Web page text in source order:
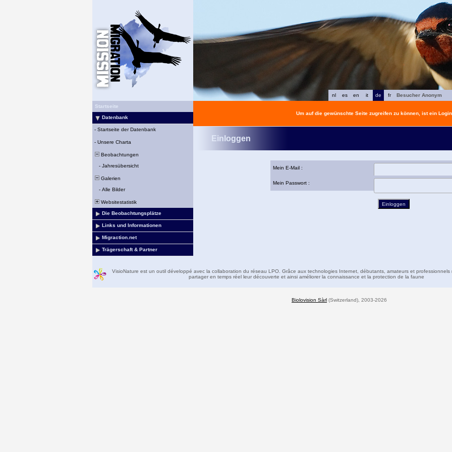
fr
de
it
en
es
nl
Besucher Anonym
Startseite
Datenbank
- Startseite der Datenbank
- Unsere Charta
Beobachtungen
- Jahresübersicht
Galerien
- Alle Bilder
Websitestatistik
Die Beobachtungsplätze
Links und Informationen
Migraction.net
Trägerschaft & Partner
Um auf die gewünschte Seite zugreifen zu können, ist ein
Einloggen
Mein E-Mail :
Mein Passwort :
VisioNature est un outil développé avec la collaboration du réseau LPO. Grâce aux technologies Internet, débutants, amateurs et professionnels
partager en temps réel leur découverte et ainsi améliorer la connaissance et la protection de la faune
Biolovision Sàrl (Switzerland), 2003-2026